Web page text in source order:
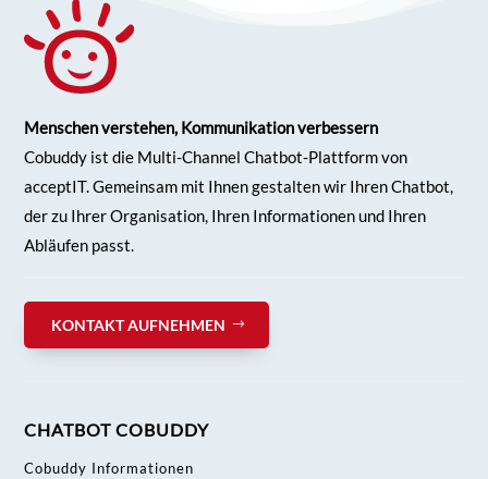
Menschen verstehen, Kommunikation verbessern
Cobuddy ist die Multi-Channel Chatbot-Plattform von
acceptIT. Gemeinsam mit Ihnen gestalten wir IhrenChatbot,
der zu Ihrer Organisation, Ihren Informationen und Ihren
Abläufen passt.
KONTAKT AUFNEHMEN
CHATBOT COBUDDY
Cobuddy Informationen